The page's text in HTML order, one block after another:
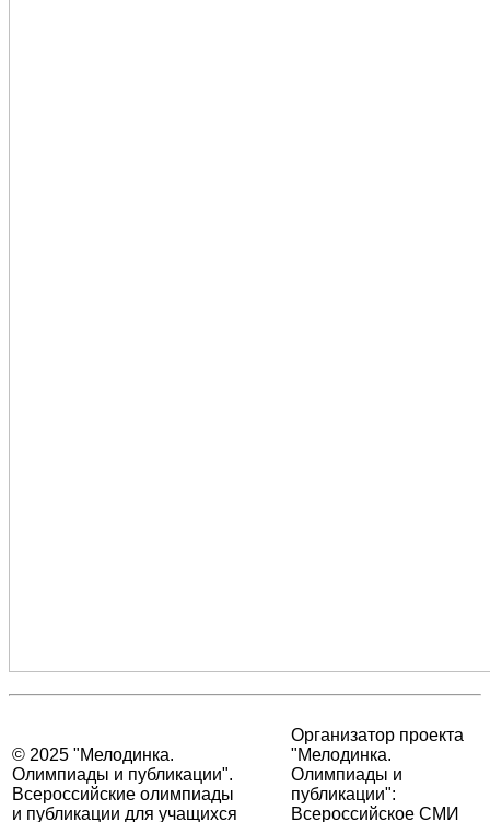
© 2025 "Мелодинка.
Олимпиады и публикации".
Всероссийские олимпиады
и публикации для учащихся
Организатор проекта
"Мелодинка.
Олимпиады и
публикации":
Всероссийское СМИ